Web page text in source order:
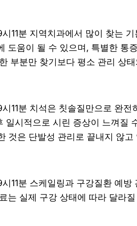
11분 지역치과에서 많이 찾는
도움이 될 수 있으며, 특별한 통
부분만 찾기보다 평소 관리 상
11분 치석은 칫솔질만으로 완
일시적으로 시린 증상이 느껴
것은 단발성 관리로 끝내지 않
11분 스케일링과 구강질환 예방
는 실제 구강 상태에 따라 달라